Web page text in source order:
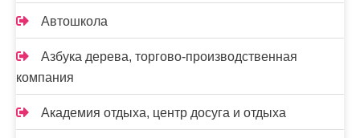
Автошкола
Азбука дерева, торгово-производственная
компания
Академия отдыха, центр досуга и отдыха